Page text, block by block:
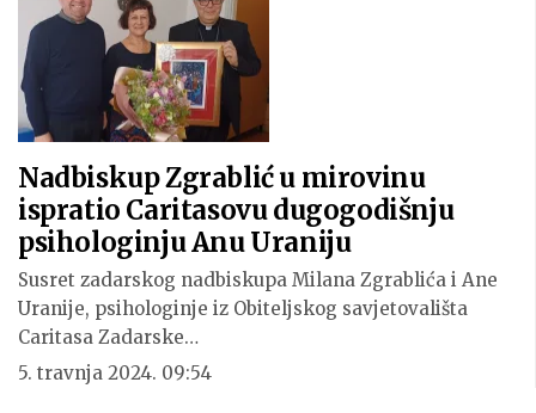
Nadbiskup Zgrablić u mirovinu
ispratio Caritasovu dugogodišnju
psihologinju Anu Uraniju
Susret zadarskog nadbiskupa Milana Zgrablića i Ane
Uranije, psihologinje iz Obiteljskog savjetovališta
Caritasa Zadarske…
5. travnja 2024. 09:54